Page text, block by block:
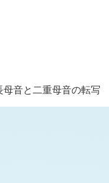
母音と二重母音の転写